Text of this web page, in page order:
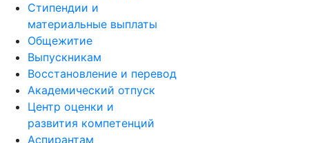
Стипендии и
материальные выплаты
Общежитие
Выпускникам
Восстановление и перевод
Академический отпуск
Центр оценки и
развития компетенций
Аспирантам